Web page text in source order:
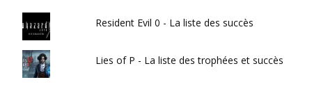
Resident Evil 0 - La liste des succès
Lies of P - La liste des trophées et succès